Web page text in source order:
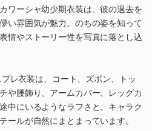
ワーシャ幼少期衣装は、彼の過去を
い雰囲気が魅力。のちの姿を知って
情やストーリー性を写真に落とし込
レ衣装は、コート、ズボン、トッ
や腰飾り、アームカバー、レッグカ
中にいるようなラフさと、キャラク
ールが自然にまとまっています。